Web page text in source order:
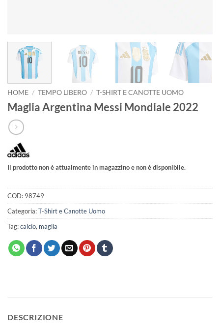
HOME / TEMPO LIBERO / T-SHIRT E CANOTTE UOMO
Maglia Argentina Messi Mondiale 2022
Il prodotto non è attualmente in magazzino e non è disponibile.
COD: 98749
Categoria:T-Shirt e Canotte Uomo
Tag:calcio, maglia
DESCRIZIONE